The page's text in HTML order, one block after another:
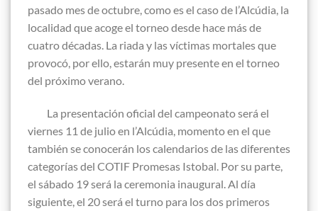
pasado mes de octubre, como es el caso de l’Alcúdia, la
localidad que acoge el torneo desde hace más de
cuatro décadas. La riada y las víctimas mortales que
provocó, por ello, estarán muy presente en el torneo
del próximo verano.
La presentación oficial del campeonato será el
viernes 11 de julio en l’Alcúdia, momento en el que
también se conocerán los calendarios de las diferentes
categorías del COTIF Promesas Istobal. Por su parte,
el sábado 19 será la ceremonia inaugural. Al día
siguiente, el 20 será el turno para los dos primeros